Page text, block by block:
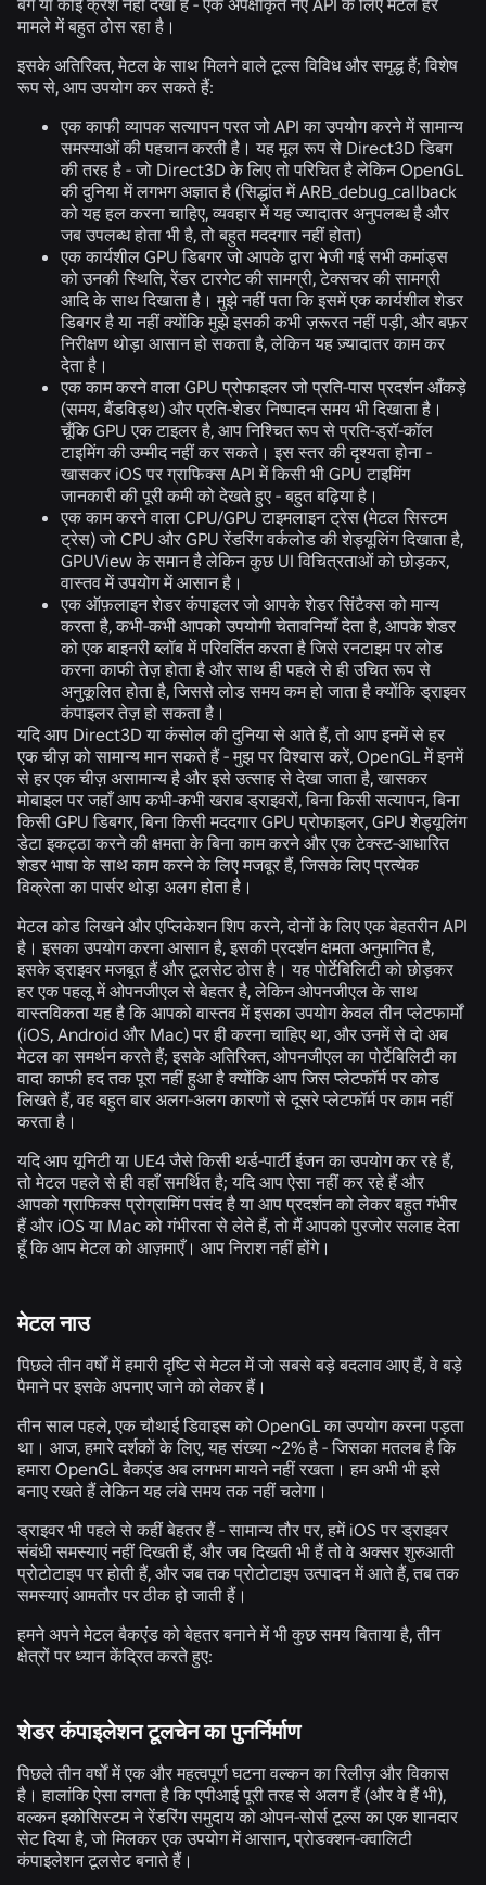
बग या कोई क्रैश नहीं देखा है - एक अपेक्षाकृत नए API के लिए मेटल हर
मामले में बहुत ठोस रहा है।
इसके अतिरिक्त, मेटल के साथ मिलने वाले टूल्स विविध और समृद्ध हैं; विशेष
रूप से, आप उपयोग कर सकते हैं:
एक काफी व्यापक सत्यापन परत जो API का उपयोग करने में सामान्य
समस्याओं की पहचान करती है। यह मूल रूप से Direct3D डिबग
की तरह है - जो Direct3D के लिए तो परिचित है लेकिन OpenGL
की दुनिया में लगभग अज्ञात है (सिद्धांत में ARB_debug_callback
को यह हल करना चाहिए, व्यवहार में यह ज्यादातर अनुपलब्ध है और
जब उपलब्ध होता भी है, तो बहुत मददगार नहीं होता)
एक कार्यशील GPU डिबगर जो आपके द्वारा भेजी गई सभी कमांड्स
को उनकी स्थिति, रेंडर टारगेट की सामग्री, टेक्सचर की सामग्री
आदि के साथ दिखाता है। मुझे नहीं पता कि इसमें एक कार्यशील शेडर
डिबगर है या नहीं क्योंकि मुझे इसकी कभी ज़रूरत नहीं पड़ी, और बफ़र
निरीक्षण थोड़ा आसान हो सकता है, लेकिन यह ज़्यादातर काम कर
देता है।
एक काम करने वाला GPU प्रोफाइलर जो प्रति-पास प्रदर्शन आँकड़े
(समय, बैंडविड्थ) और प्रति-शेडर निष्पादन समय भी दिखाता है।
चूँकि GPU एक टाइलर है, आप निश्चित रूप से प्रति-ड्रॉ-कॉल
टाइमिंग की उम्मीद नहीं कर सकते। इस स्तर की दृश्यता होना -
खासकर iOS पर ग्राफिक्स API में किसी भी GPU टाइमिंग
जानकारी की पूरी कमी को देखते हुए - बहुत बढ़िया है।
एक काम करने वाला CPU/GPU टाइमलाइन ट्रेस (मेटल सिस्टम
ट्रेस) जो CPU और GPU रेंडरिंग वर्कलोड की शेड्यूलिंग दिखाता है,
GPUView के समान है लेकिन कुछ UI विचित्रताओं को छोड़कर,
वास्तव में उपयोग में आसान है।
एक ऑफ़लाइन शेडर कंपाइलर जो आपके शेडर सिंटैक्स को मान्य
करता है, कभी-कभी आपको उपयोगी चेतावनियाँ देता है, आपके शेडर
को एक बाइनरी ब्लॉब में परिवर्तित करता है जिसे रनटाइम पर लोड
करना काफी तेज़ होता है और साथ ही पहले से ही उचित रूप से
अनुकूलित होता है, जिससे लोड समय कम हो जाता है क्योंकि ड्राइवर
कंपाइलर तेज़ हो सकता है।
यदि आप Direct3D या कंसोल की दुनिया से आते हैं, तो आप इनमें से हर
एक चीज़ को सामान्य मान सकते हैं - मुझ पर विश्वास करें, OpenGL में इनमें
से हर एक चीज़ असामान्य है और इसे उत्साह से देखा जाता है, खासकर
मोबाइल पर जहाँ आप कभी-कभी खराब ड्राइवरों, बिना किसी सत्यापन, बिना
किसी GPU डिबगर, बिना किसी मददगार GPU प्रोफाइलर, GPU शेड्यूलिंग
डेटा इकट्ठा करने की क्षमता के बिना काम करने और एक टेक्स्ट-आधारित
शेडर भाषा के साथ काम करने के लिए मजबूर हैं, जिसके लिए प्रत्येक
विक्रेता का पार्सर थोड़ा अलग होता है।
मेटल कोड लिखने और एप्लिकेशन शिप करने, दोनों के लिए एक बेहतरीन API
है। इसका उपयोग करना आसान है, इसकी प्रदर्शन क्षमता अनुमानित है,
इसके ड्राइवर मजबूत हैं और टूलसेट ठोस है। यह पोर्टेबिलिटी को छोड़कर
हर एक पहलू में ओपनजीएल से बेहतर है, लेकिन ओपनजीएल के साथ
वास्तविकता यह है कि आपको वास्तव में इसका उपयोग केवल तीन प्लेटफार्मों
(iOS, Android और Mac) पर ही करना चाहिए था, और उनमें से दो अब
मेटल का समर्थन करते हैं; इसके अतिरिक्त, ओपनजीएल का पोर्टेबिलिटी का
वादा काफी हद तक पूरा नहीं हुआ है क्योंकि आप जिस प्लेटफॉर्म पर कोड
लिखते हैं, वह बहुत बार अलग-अलग कारणों से दूसरे प्लेटफॉर्म पर काम नहीं
करता है।
यदि आप यूनिटी या UE4 जैसे किसी थर्ड-पार्टी इंजन का उपयोग कर रहे हैं,
तो मेटल पहले से ही वहाँ समर्थित है; यदि आप ऐसा नहीं कर रहे हैं और
आपको ग्राफिक्स प्रोग्रामिंग पसंद है या आप प्रदर्शन को लेकर बहुत गंभीर
हैं और iOS या Mac को गंभीरता से लेते हैं, तो मैं आपको पुरजोर सलाह देता
हूँ कि आप मेटल को आज़माएँ। आप निराश नहीं होंगे।
मेटल नाउ
पिछले तीन वर्षों में हमारी दृष्टि से मेटल में जो सबसे बड़े बदलाव आए हैं, वे बड़े
पैमाने पर इसके अपनाए जाने को लेकर हैं।
तीन साल पहले, एक चौथाई डिवाइस को OpenGL का उपयोग करना पड़ता
था। आज, हमारे दर्शकों के लिए, यह संख्या ~2% है - जिसका मतलब है कि
हमारा OpenGL बैकएंड अब लगभग मायने नहीं रखता। हम अभी भी इसे
बनाए रखते हैं लेकिन यह लंबे समय तक नहीं चलेगा।
ड्राइवर भी पहले से कहीं बेहतर हैं - सामान्य तौर पर, हमें iOS पर ड्राइवर
संबंधी समस्याएं नहीं दिखती हैं, और जब दिखती भी हैं तो वे अक्सर शुरुआती
प्रोटोटाइप पर होती हैं, और जब तक प्रोटोटाइप उत्पादन में आते हैं, तब तक
समस्याएं आमतौर पर ठीक हो जाती हैं।
हमने अपने मेटल बैकएंड को बेहतर बनाने में भी कुछ समय बिताया है, तीन
क्षेत्रों पर ध्यान केंद्रित करते हुए:
शेडर कंपाइलेशन टूलचेन का पुनर्निर्माण
पिछले तीन वर्षों में एक और महत्वपूर्ण घटना वल्कन का रिलीज़ और विकास
है। हालांकि ऐसा लगता है कि एपीआई पूरी तरह से अलग हैं (और वे हैं भी),
वल्कन इकोसिस्टम ने रेंडरिंग समुदाय को ओपन-सोर्स टूल्स का एक शानदार
सेट दिया है, जो मिलकर एक उपयोग में आसान, प्रोडक्शन-क्वालिटी
कंपाइलेशन टूलसेट बनाते हैं।